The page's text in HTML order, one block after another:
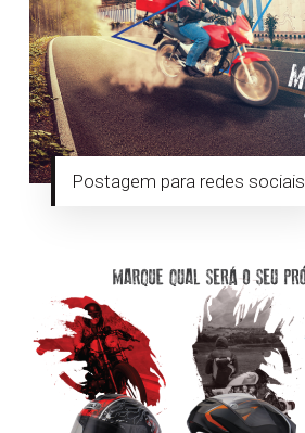
Postagem para redes sociais